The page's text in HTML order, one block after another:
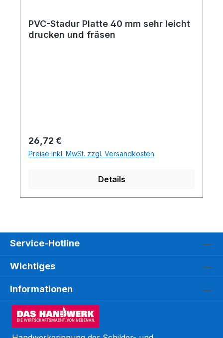
PVC-Stadur Platte 40 mm sehr leicht
drucken und fräsen
Regulärer Preis:
26,72 €
Preise inkl. MwSt. zzgl. Versandkosten
Details
Service-Hotline
Wichtiges
Informationen